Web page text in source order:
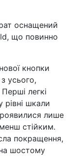
оснащений
що повинно
кнопки
усього,
легкі
шкали
лише
стійким.
покращення,
шостому